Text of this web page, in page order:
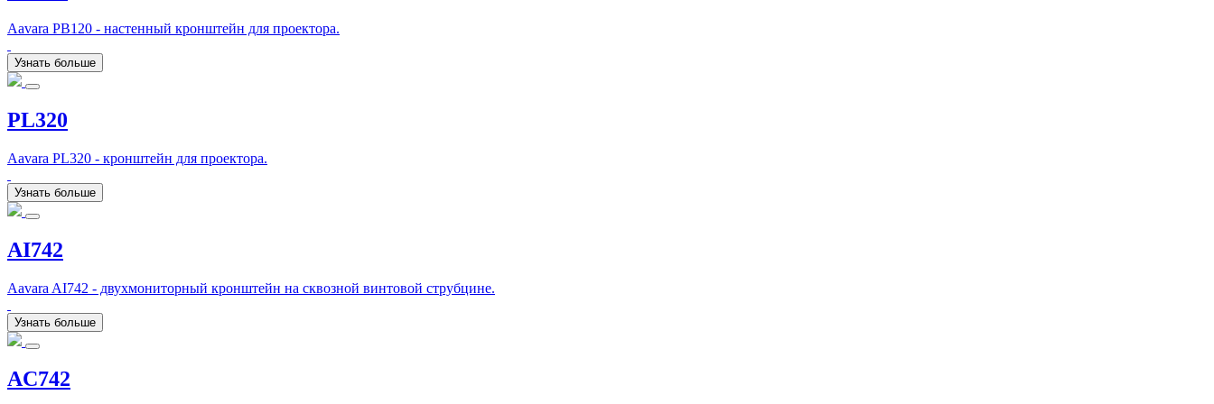
Aavara PB120 - настенный кронштейн для проектора.
Узнать больше
PL320
Aavara PL320 - кронштейн для проектора.
Узнать больше
AI742
Aavara AI742 - двухмониторный кронштейн на сквозной винтовой струбцине.
Узнать больше
AC742